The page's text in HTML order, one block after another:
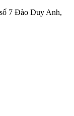
7 Đào Duy Anh,